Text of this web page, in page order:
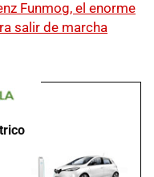
Funmog, el enorme
salir de marcha